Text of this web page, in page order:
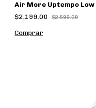
Air More Uptempo
$2,199.00
$2,599.00
Comprar